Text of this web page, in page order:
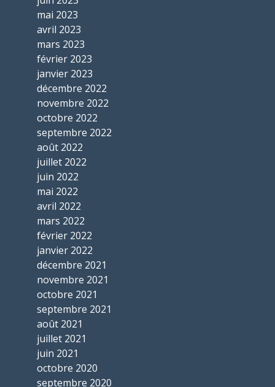
mai 2023
avril 2023
mars 2023
février 2023
janvier 2023
décembre 2022
novembre 2022
octobre 2022
septembre 2022
août 2022
juillet 2022
juin 2022
mai 2022
avril 2022
mars 2022
février 2022
janvier 2022
décembre 2021
novembre 2021
octobre 2021
septembre 2021
août 2021
juillet 2021
juin 2021
octobre 2020
septembre 2020